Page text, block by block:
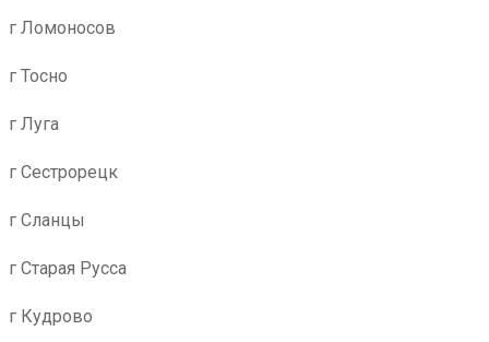
г Ломоносов
г Тосно
г Луга
г Сестрорецк
г Сланцы
г Старая Русса
г Кудрово